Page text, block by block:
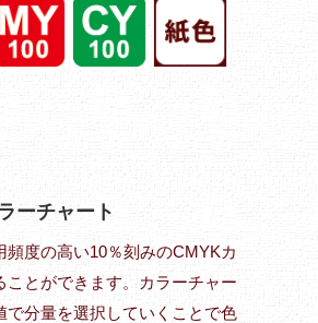
ーチャート
頻度の高い10％刻みのCMYKカ
ことができます。カラーチャー
で分量を選択していくことで色